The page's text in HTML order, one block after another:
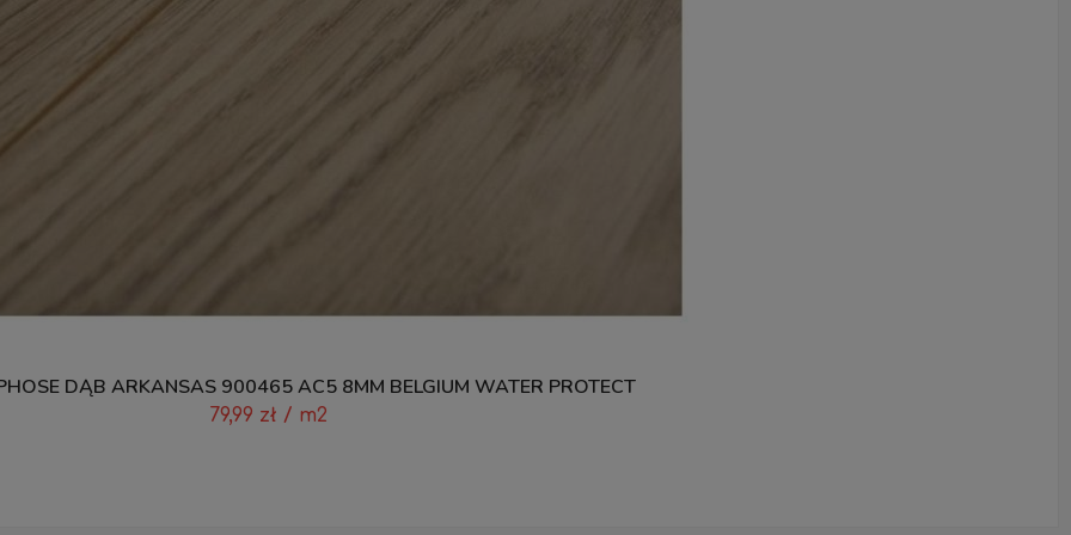
DĄB ARKANSAS 900465 AC5 8MM BELGIUM WATER PROTECT
79,99 zł / m2